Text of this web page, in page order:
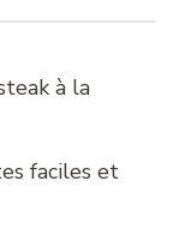
à la
faciles et